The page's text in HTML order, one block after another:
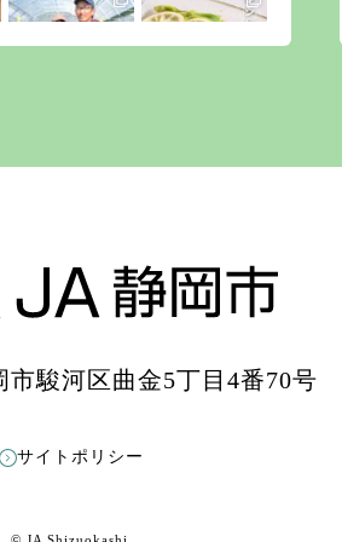
市駿河区曲金5丁目4番70号
サイトポリシー